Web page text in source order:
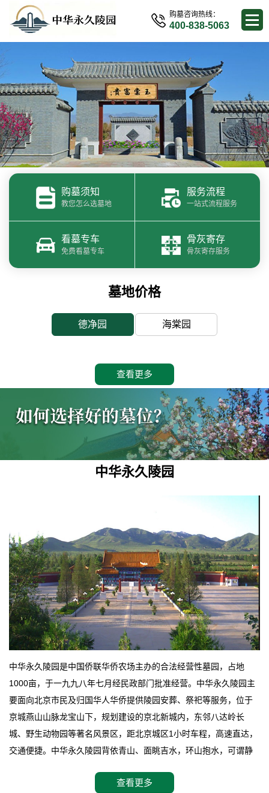
购墓咨询热线：
400-838-5063
购墓须知
教您怎么选墓地
服务流程
一站式流程服务
看墓专车
免费看墓专车
骨灰寄存
骨灰寄存服务
墓地价格
德净园 海棠园
查看更多
中华永久陵园
中华永久陵园是中国侨联华侨农场主办的合法经营性墓园，占地
1000亩，于一九九八年七月经民政部门批准经营。中华永久陵园主
要面向北京市民及归国华人华侨提供陵园安葬、祭祀等服务，位于
京城燕山山脉龙宝山下，规划建设的京北新城内，东邻八达岭长
城、野生动物园等著名风景区，距北京城区1小时车程，高速直达，
交通便捷。中华永久陵园背依青山、面眺吉水，环山抱水，可谓静
地。在总体设计上完全以中国传统文化作为前渠，由三条山脊环绕
查看更多